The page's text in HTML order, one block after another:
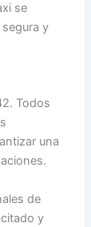
se
y
Todos
una
de
y